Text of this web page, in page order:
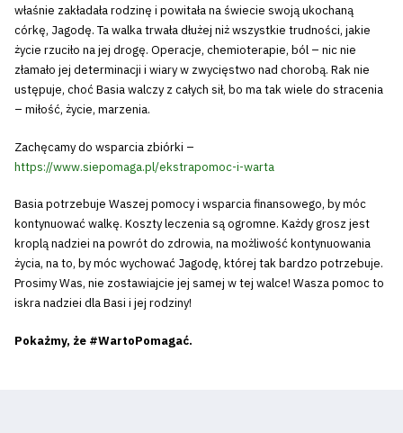
właśnie zakładała rodzinę i powitała na świecie swoją ukochaną
córkę, Jagodę. Ta walka trwała dłużej niż wszystkie trudności, jakie
życie rzuciło na jej drogę. Operacje, chemioterapie, ból – nic nie
złamało jej determinacji i wiary w zwycięstwo nad chorobą. Rak nie
ustępuje, choć Basia walczy z całych sił, bo ma tak wiele do stracenia
– miłość, życie, marzenia.
Zachęcamy do wsparcia zbiórki –
https://www.siepomaga.pl/ekstrapomoc-i-warta
Basia potrzebuje Waszej pomocy i wsparcia finansowego, by móc
kontynuować walkę. Koszty leczenia są ogromne. Każdy grosz jest
kroplą nadziei na powrót do zdrowia, na możliwość kontynuowania
życia, na to, by móc wychować Jagodę, której tak bardzo potrzebuje.
Prosimy Was, nie zostawiajcie jej samej w tej walce! Wasza pomoc to
iskra nadziei dla Basi i jej rodziny!
Pokażmy, że #WartoPomagać.